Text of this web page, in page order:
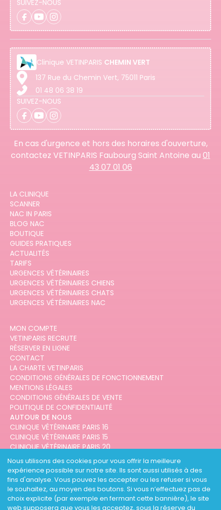
Nous utilisons des cookies pour vous offrir la meilleure
expérience possible sur notre site. Ils sont aussi utilisés à des
fins d'analyse. Vous pouvez les accepter ou les refuser si vous
le souhaitez, au moyen des boutons. Si vous n’effectuez pas de
choix explicite (par exemple en fermant cette bannière), le site
web supposera que vous les acceptez, sous la réserve du
SUIVEZ-NOUS
Clinique VETINPARIS CHEMIN VERT
137 Rue du Chemin Vert, 75011 Paris
01 48 06 38 19
SUIVEZ-NOUS
En cas d'urgence et hors des horaires d'ouverture,
contactez VETINPARIS Faubourg Saint Antoine au 01
43 07 01 06
LA CLINIQUE
SCANNER
NAC IN PARIS
BLOG NAC
BOUTIQUE
GUIDES PRATIQUES
ACTUALITÉS
TARIFS
URGENCES VÉTÉRINAIRES
URGENCES VÉTÉRINAIRES CHIENS
URGENCES VÉTÉRINAIRES CHATS
URGENCES VÉTÉRINAIRES NAC
MON COMPTE
VETINPARIS RECRUTE
RÉSERVER EN LIGNE
CONTACT
LA CHARTE VETINPARIS
CONDITIONS GÉNÉRALES DE FONCTIONNEMENT
MENTIONS LÉGALES
CONDITIONS GÉNÉRALES DE VENTE
POLITIQUE DE CONFIDENTIALITÉ
AUTOUR DE NOUS
CLINIQUE VÉTÉRINAIRE PARIS 16
CLINIQUE VÉTÉRINAIRE PARIS 15
CLINIQUE VÉTÉRINAIRE PARIS 20
CLINIQUE VÉTÉRINAIRE PARIS 12
CLINIQUE VÉTÉRINAIRE PARIS 10
CLINIQUE VÉTÉRINAIRE PARIS 3